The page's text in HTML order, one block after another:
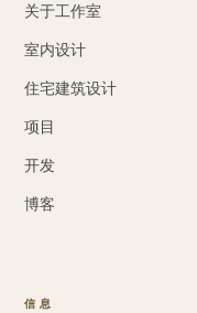
关于工作室
室内设计
住宅建筑设计
项目
开发
博客
信息